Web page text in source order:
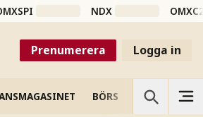
NDX
Prenumerera Logga in
BÖRS VETENSKAP